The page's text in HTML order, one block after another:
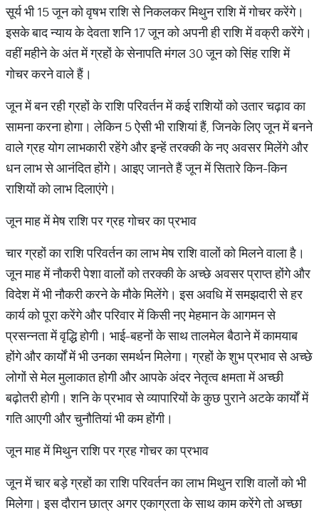
सूर्य भी 15 जून को वृषभ राशि से निकलकर मिथुन राशि में गोचर करेंगे।
इसके बाद न्याय के देवता शनि 17 जून को अपनी ही राशि में वक्री करेंगे।
वहीं महीने के अंत में ग्रहों के सेनापति मंगल 30 जून को सिंह राशि में
गोचर करने वाले हैं।
जून में बन रही ग्रहों के राशि परिवर्तन में कई राशियों को उतार चढ़ाव का
सामना करना होगा। लेकिन 5 ऐसी भी राशियां हैं, जिनके लिए जून में बनने
वाले ग्रह योग लाभकारी रहेंगे और इन्हें तरक्की के नए अवसर मिलेंगे और
धन लाभ से आनंदित होंगे। आइए जानते हैं जून में सितारे किन-किन
राशियों को लाभ दिलाएंगे।
जून माह में मेष राशि पर ग्रह गोचर का प्रभाव
चार ग्रहों का राशि परिवर्तन का लाभ मेष राशि वालों को मिलने वाला है।
जून माह में नौकरी पेशा वालों को तरक्की के अच्छे अवसर प्राप्त होंगे और
विदेश में भी नौकरी करने के मौके मिलेंगे। इस अवधि में समझदारी से हर
कार्य को पूरा करेंगे और परिवार में किसी नए मेहमान के आगमन से
प्रसन्नता में वृद्धि होगी। भाई-बहनों के साथ तालमेल बैठाने में कामयाब
होंगे और कार्यों में भी उनका समर्थन मिलेगा। ग्रहों के शुभ प्रभाव से अच्छे
लोगों से मेल मुलाकात होगी और आपके अंदर नेतृत्व क्षमता में अच्छी
बढ़ोतरी होगी। शनि के प्रभाव से व्यापारियों के कुछ पुराने अटके कार्यों में
गति आएगी और चुनौतियां भी कम होंगी।
जून माह में मिथुन राशि पर ग्रह गोचर का प्रभाव
जून में चार बड़े ग्रहों का राशि परिवर्तन का लाभ मिथुन राशि वालों को भी
मिलेगा। इस दौरान छात्र अगर एकाग्रता के साथ काम करेंगे तो अच्छा